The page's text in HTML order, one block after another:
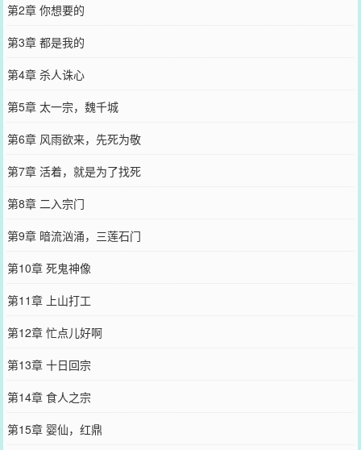
第2章 你想要的
第3章 都是我的
第4章 杀人诛心
第5章 太一宗，魏千城
第6章 风雨欲来，先死为敬
第7章 活着，就是为了找死
第8章 二入宗门
第9章 暗流汹涌，三莲石门
第10章 死鬼神像
第11章 上山打工
第12章 忙点儿好啊
第13章 十日回宗
第14章 食人之宗
第15章 婴仙，红鼎